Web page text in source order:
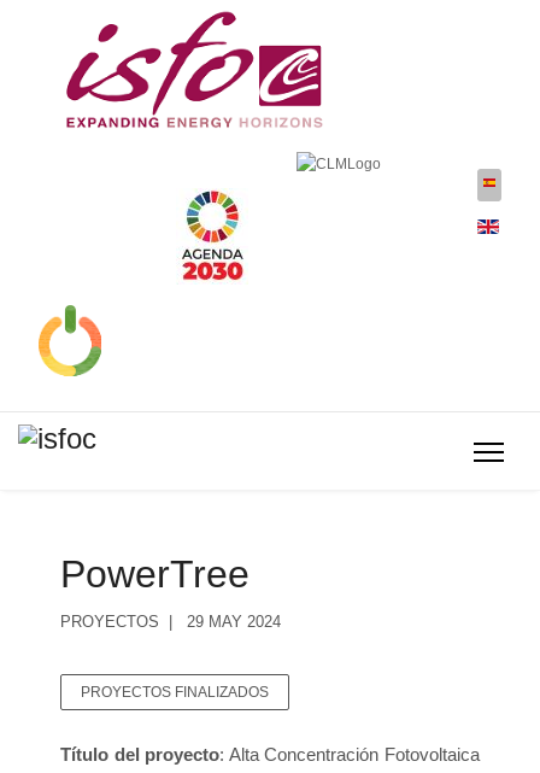
PowerTree
PROYECTOS 29 MAY 2024
PROYECTOS FINALIZADOS
Título del proyecto: Alta Concentración Fotovoltaica